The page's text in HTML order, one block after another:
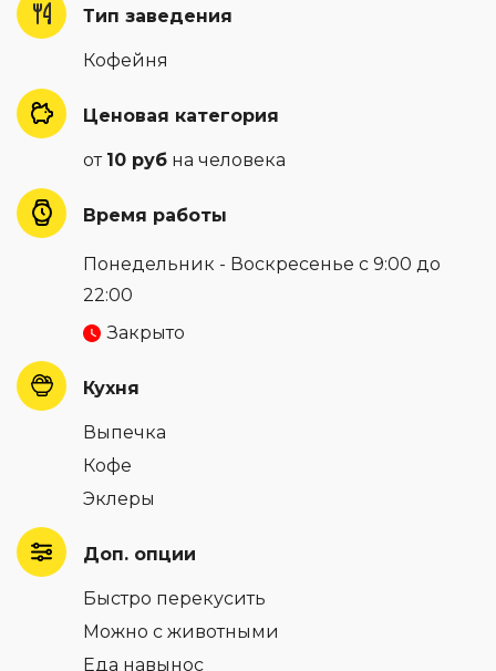
Тип заведения
Кофейня
Ценовая категория
от 10 руб на человека
Время работы
Понедельник - Воскресенье с 9:00 до
22:00
Закрыто
Кухня
Выпечка
Кофе
Эклеры
Доп. опции
Быстро перекусить
Можно с животными
Еда навынос